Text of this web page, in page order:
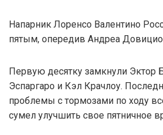
Напарник Лоренсо Валентино
пятым, опередив Андреа
Первую десятку замкнули Эктор
Эспаргаро и Кэл Крачлоу.
проблемы с тормозами по ходу
сумел улучшить свое пятничное